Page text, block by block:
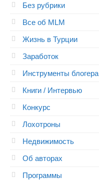
Без рубрики
Все об MLM
Жизнь в Турции
Заработок
Инструменты блогера
Книги / Интервью
Конкурс
Лохотроны
Недвижимость
Об авторах
Программы